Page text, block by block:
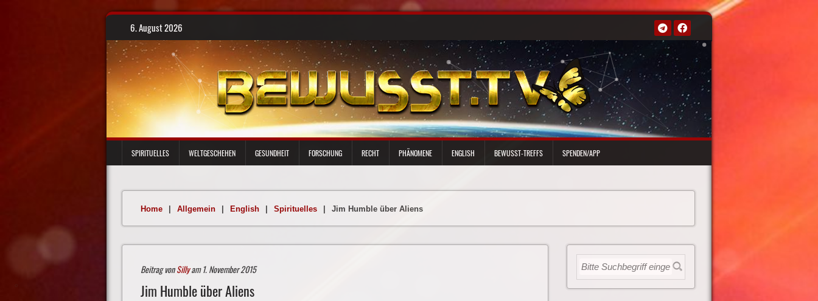
Skip
content
6. August 2026
SPIRITUELLES WELTGESCHEHEN GESUNDHEIT FORSCHUNG RECHT PHÄNOMENE ENGLISH BEWUSST-TREFFS SPENDEN/APP
Home Allgemein English Spirituelles Jim Humble über Aliens
Beitrag vonSillyam 1. November 2015
Jim Humble über Aliens